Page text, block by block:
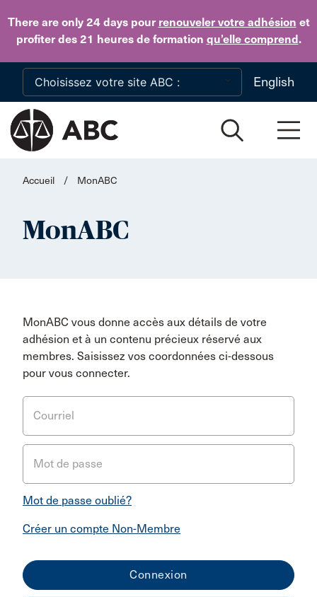
There are only 24 dayspour renouveler votre adhésion et
profiter des 21 heures de formation qu’elle comprend.
Skip to main content
English
Accueil / MonABC
MonABC
MonABC vous donne accès aux détails de votre
adhésion et à un contenu précieux réservé aux
membres. Saisissez vos coordonnées ci-dessous
pour vous connecter.
Courriel
Mot de passe
Mot de passe oublié?
Créer un compte Non-Membre